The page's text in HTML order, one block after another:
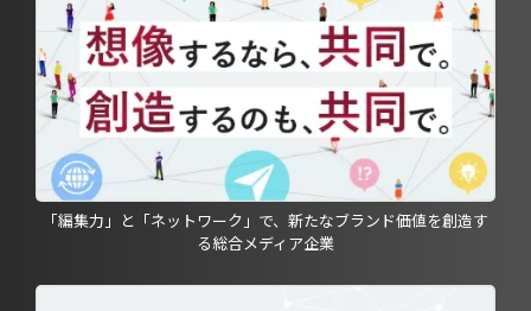
「編集力」と「ネットワーク」で、新たなブランド価値を創造す
る総合メディア企業